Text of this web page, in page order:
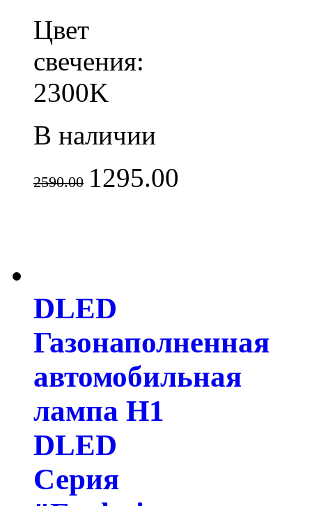
Цвет
свечения:
2300K
В наличии
2590.00 1295.00
DLED
Газонаполненная
автомобильная
лампа H1
DLED
Серия